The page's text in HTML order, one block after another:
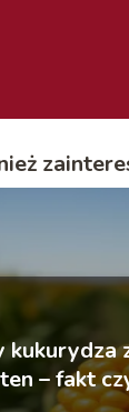
kukurydza
– fakt